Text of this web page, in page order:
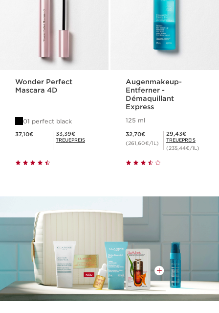
Wonder Perfect
Mascara 4D
01 perfect black
37,10€ Mitgliederpreis 33,39€
33,39€
TREUEPREIS
Augenmakeup-
Entferner -
Démaquillant
Express
125 ml
32,70€
(261,60€/1L)
Mitgliederpreis 29,43€
29,43€
TREUEPREIS
(235,44€/1L)